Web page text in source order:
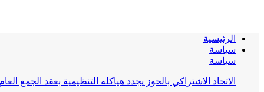
الرئيسية
سياسة
سياسة
الاتحاد الاشتراكي بالحوز يجدد هياكله التنظيمية بعقد الجمع